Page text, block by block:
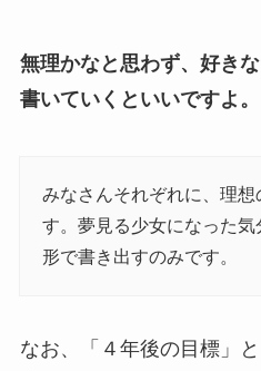
無理かなと思わず、好き
書いていくといいですよ。
みなさんそれぞれに、理想
す。夢見る少女になった
形で書き出すのみです。
なお、「４年後の目標」